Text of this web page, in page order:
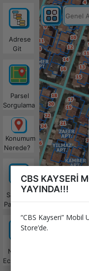
Adrese
Git
Parsel
Sorgulama
Konumum
Nerede?
Satılacak
Parseller
Nöbetçi
Eczaneler
CBS KAYSERİ
YAYINDA!!!
“CBS Kayseri” Mobil
Store’de.